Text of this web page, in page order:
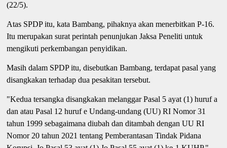
(22/5).
Atas SPDP itu, kata Bambang, pihaknya akan menerbitkan P-16.
Itu merupakan surat perintah penunjukan Jaksa Peneliti untuk
mengikuti perkembangan penyidikan.
Masih dalam SPDP itu, disebutkan Bambang, terdapat pasal yang
disangkakan terhadap dua pesakitan tersebut.
"Kedua tersangka disangkakan melanggar Pasal 5 ayat (1) huruf a
dan atau Pasal 12 huruf e Undang-undang (UU) RI Nomor 31
tahun 1999 sebagaimana diubah dan ditambah dengan UU RI
Nomor 20 tahun 2021 tentang Pemberantasan Tindak Pidana